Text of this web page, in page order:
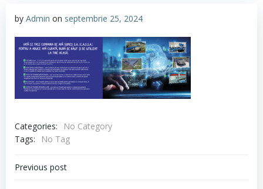
by Admin on septembrie 25, 2024
Categories:
No Category
Tags:
No Tag
Navigare
Previous post